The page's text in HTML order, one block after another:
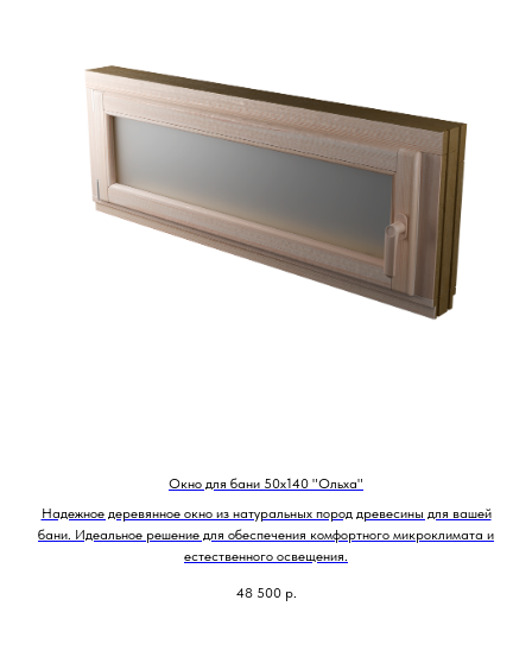
Окно для бани 50х140 "Ольха"
Надежное деревянное окно из натуральных пород древесины для вашей
бани. Идеальное решение для обеспечения комфортного микроклимата и
естественного освещения.
48 500 р.